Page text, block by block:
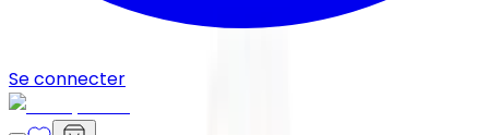
Se connecter